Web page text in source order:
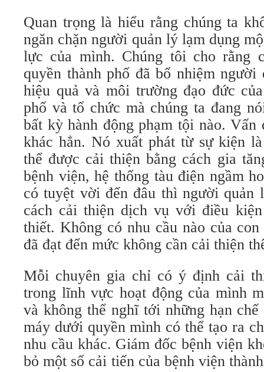
Quan trọng là hiểu rằng chúng ta
ngăn chặn người quản lý lạm dụng
lực của mình. Chúng tôi cho rằng
quyền thành phố đã bổ nhiệm
hiệu quả và môi trường đạo đức
phố và tổ chức mà chúng ta đang
bất kỳ hành động phạm tội nào. Vấn
khác hẳn. Nó xuất phát từ sự kiện
thể được cải thiện bằng cách gia
bệnh viện, hệ thống tàu điện ngầm
có tuyệt vời đến đâu thì người quản
cách cải thiện dịch vụ với điều
thiết. Không có nhu cầu nào của
đã đạt đến mức không cần cải thiện
Mỗi chuyên gia chỉ có ý định cải
trong lĩnh vực hoạt động của mình
và không thể nghĩ tới những hạn
máy dưới quyền mình có thể tạo ra
nhu cầu khác. Giám đốc bệnh viện
bỏ một số cải tiến của bệnh viện